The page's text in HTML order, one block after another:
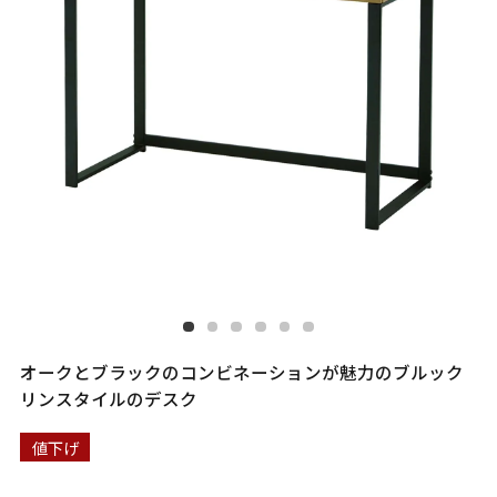
オークとブラックのコンビネーションが魅力のブルック
リンスタイルのデスク
値下げ